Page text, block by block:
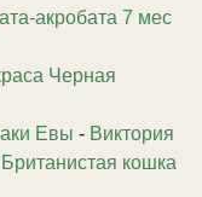
акробата 7 мес
Черная
Евы - Виктория
кошка